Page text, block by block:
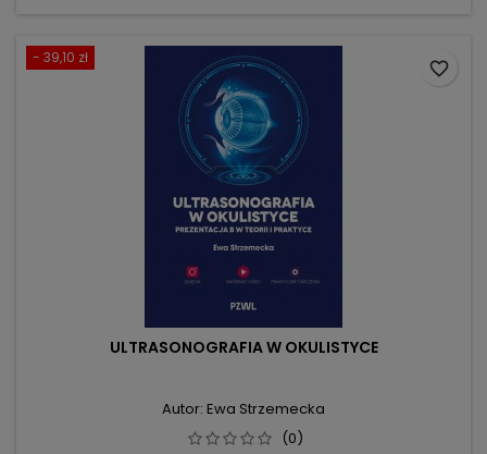
- 39,10 zł
ULTRASONOGRAFIA W OKULISTYCE
Autor: Ewa Strzemecka
(0)
favorite_border